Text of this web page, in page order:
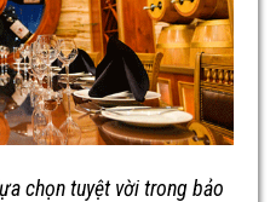
chọn tuyệt vời trong bảo